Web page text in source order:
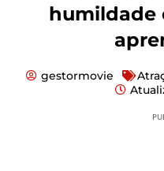
humildade
gestormovie